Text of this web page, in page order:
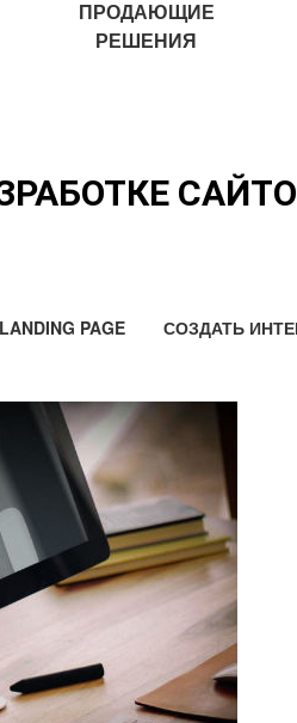
ПРОДАЮЩИЕ
РЕШЕНИЯ
PAGE СОЗДАТЬ